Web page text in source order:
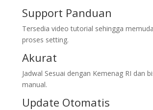
Support Panduan
Tersedia video tutorial sehingga
proses setting.
Akurat
Jadwal Sesuai dengan Kemenag RI dan
manual.
Update Otomatis